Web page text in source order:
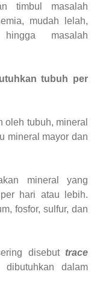
timbul masalah
mudah lelah,
masalah
tubuh per
oleh tubuh, mineral
mineral mayor dan
mineral yang
hari atau lebih.
fosfor, sulfur, dan
disebut trace
dibutuhkan dalam